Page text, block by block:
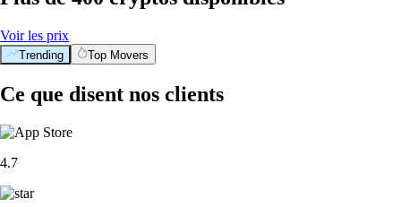
Voir les prix
Trending Top Movers
Ce que disent nos clients
4.7